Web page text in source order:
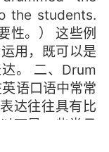
the students.
性。） 这些例
用，既可以是
。 二、Drum
语口语中常常
达往往具有比
下是一些常见
：意为